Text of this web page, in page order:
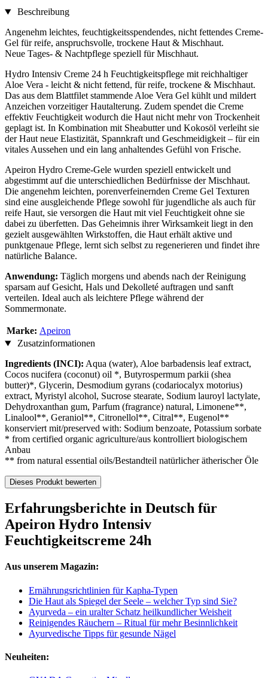
Beschreibung
Angenehm leichtes, feuchtigkeitsspendendes, nicht fettendes Creme-
Gel für reife, anspruchsvolle, trockene Haut & Mischhaut.
Neue Tages- & Nachtpflege speziell für Mischhaut.
Hydro Intensiv Creme 24 h Feuchtigkeitspflege mit reichhaltiger
Aloe Vera - leicht & nicht fettend, für reife, trockene & Mischhaut.
Das aus dem Blattfilet stammende Aloe Vera Gel kühlt und mildert
Anzeichen vorzeitiger Hautalterung. Zudem spendet die Creme
effektiv Feuchtigkeit wodurch die Haut nicht mehr von Trockenheit
geplagt ist. In Kombination mit Sheabutter und Kokosöl verleiht sie
der Haut neue Elastizität, Spannkraft und Geschmeidigkeit – für ein
vitales Aussehen und ein lang anhaltendes Gefühl von Frische.
Apeiron Hydro Creme-Gele wurden speziell entwickelt und
abgestimmt auf die unterschiedlichen Bedürfnisse der Mischhaut.
Die angenehm leichten, porenverfeinernden Creme Gel Texturen
sind eine ausgleichende Pflege sowohl für jugendliche als auch für
reife Haut, sie versorgen die Haut mit viel Feuchtigkeit ohne sie
dabei zu überfetten. Das Geheimnis ihrer Wirksamkeit liegt in den
gezielt ausgewählten Wirkstoffen, die Haut erhält aktive und
punktgenaue Pflege, lernt sich selbst zu regenerieren und findet ihre
natürliche Balance.
Anwendung: Täglich morgens und abends nach der Reinigung
sparsam auf Gesicht, Hals und Dekolleté auftragen und sanft
verteilen. Ideal auch als leichtere Pflege während der
Sommermonate.
Marke: Apeiron
Zusatzinformationen
Ingredients (INCI): Aqua (water), Aloe barbadensis leaf extract,
Cocos nucifera (coconut) oil *, Butyrospermum parkii (shea
butter)*, Glycerin, Desmodium gyrans (codariocalyx motorius)
extract, Myristyl alcohol, Sucrose stearate, Sodium lauroyl lactylate,
Dehydroxanthan gum, Parfum (fragrance) natural, Limonene**,
Linalool**, Geraniol**, Citronellol**, Citral**, Eugenol**
konserviert mit/preserved with: Sodium benzoate, Potassium sorbate
* from certified organic agriculture/aus kontrolliert biologischem
Anbau
** from natural essential oils/Bestandteil natürlicher ätherischer Öle
Dieses Produkt bewerten
Erfahrungsberichte in Deutsch für
Apeiron Hydro Intensiv
Feuchtigkeitscreme 24h
Aus unserem Magazin:
Ernährungsrichtlinien für Kapha-Typen
Die Haut als Spiegel der Seele – welcher Typ sind Sie?
Ayurveda – ein uralter Schatz heilkundlicher Weisheit
Reinigendes Räuchern – Ritual für mehr Besinnlichkeit
Ayurvedische Tipps für gesunde Nägel
Neuheiten: